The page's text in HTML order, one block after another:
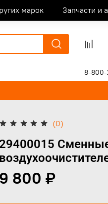
марок Запчасти и
8-800-
(0)
29400015
9 800 ₽